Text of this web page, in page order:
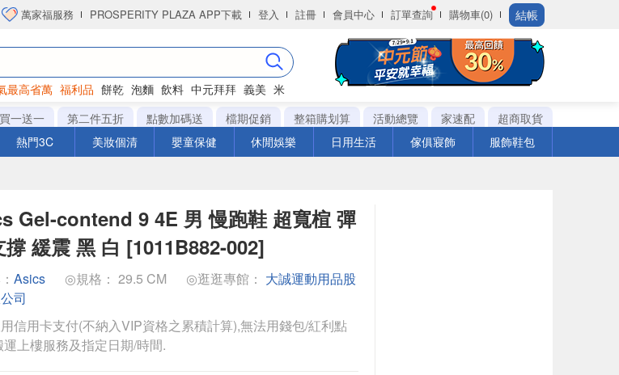
萬家福服務 PROSPERITY PLAZA APP下載 登入 註冊 會員中心 訂單查詢 購物車(0) 結帳
最高省萬 福利品 餅乾 泡麵 飲料 中元拜拜 義美 米
買一送一 第二件五折 點數加碼送 檔期促銷 整箱購划算 活動總覽 家速配
超商取貨
熱門3C 美妝個清 嬰童保健 休閒娛樂 日用生活 傢俱寢飾 服飾鞋包
Gel-contend 9 4E 男 慢跑鞋 超寬楦 彈
撐 緩震 黑 白 [1011B882-002]
Asics ◎規格： 29.5 CM ◎逛逛專館： 大誠運動用品股
司
信用卡支付(不納入VIP資格之累積計算),無法用錢包/紅利點
運上樓服務及指定日期/時間.